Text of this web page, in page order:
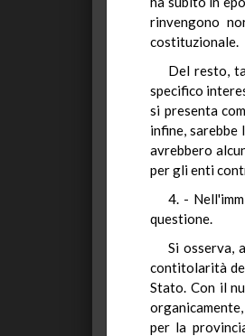
rinvengono
costituzionale.
Del resto,
specifico
si presenta
infine,
avrebbero
per gli enti
4. -
questione.
Si osserva,
contitolarità
Stato. Con il
per la